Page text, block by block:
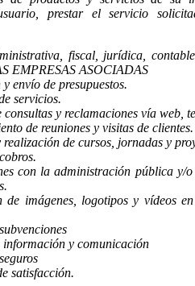
prestar el servicio
fiscal, jurídica,
EMPRESAS ASOCIADAS
envío de presupuestos.
servicios.
consultas y reclamaciones vía web,
de reuniones y visitas de
de cursos, jornadas y
con la administración pública y/o
de imágenes, logotipos y vídeos
información y comunicación
satisfacción.